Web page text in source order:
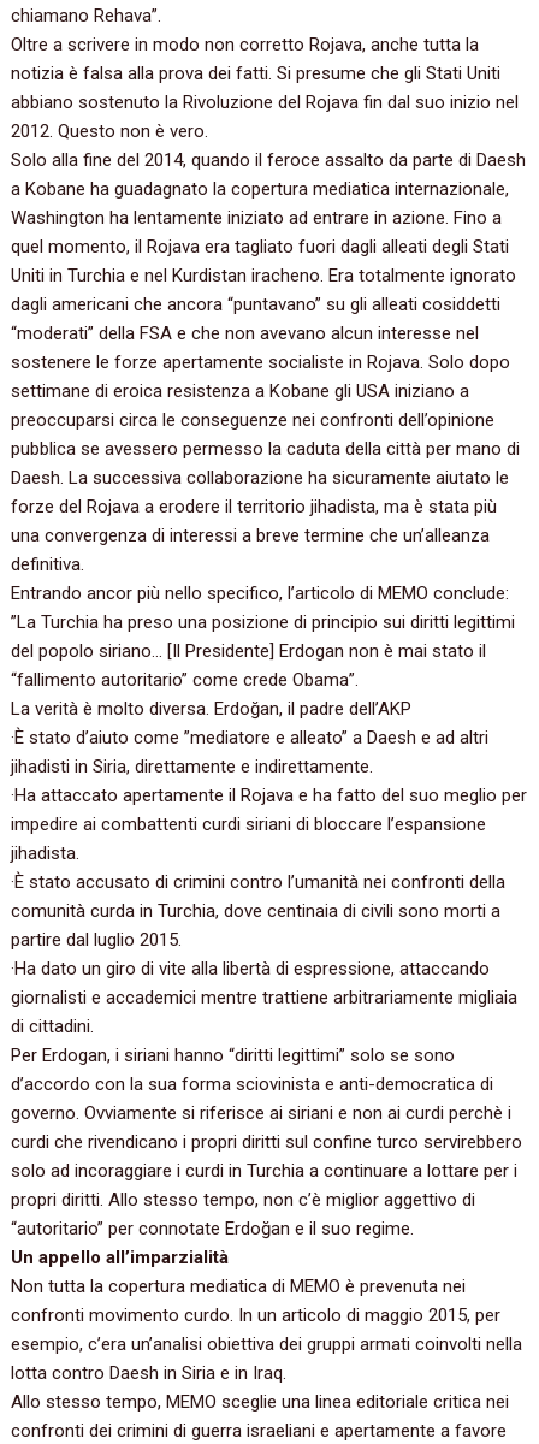
chiamano Rehava‭”‬.
Oltre a scrivere in modo non corretto Rojava,‭ ‬anche tutta la
notizia è falsa alla prova dei fatti.‭ ‬Si presume che gli Stati Uniti
abbiano sostenuto la Rivoluzione del Rojava fin dal suo inizio nel‭
‬2012.‭ ‬Questo non è vero.
Solo alla fine del‭ ‬2014,‭ ‬quando il feroce assalto da parte di Daesh
a Kobane ha guadagnato la copertura mediatica internazionale,‭
‬Washington ha lentamente iniziato ad entrare in azione.‭ ‬Fino a
quel momento,‭ ‬il Rojava era tagliato fuori dagli alleati degli Stati
Uniti in Turchia e nel Kurdistan iracheno.‭ ‬Era totalmente ignorato
dagli americani che ancora‭ “‬puntavano‭” ‬su gli alleati cosiddetti‭
“‬moderati‭” ‬della FSA e che non avevano alcun interesse nel
sostenere le forze apertamente socialiste in Rojava.‭ ‬Solo dopo
settimane di eroica resistenza a Kobane gli USA iniziano a
preoccuparsi circa le conseguenze nei confronti dell’opinione
pubblica se avessero permesso la caduta della città per mano di
Daesh.‭ ‬La successiva collaborazione ha sicuramente aiutato le
forze del Rojava a erodere il territorio jihadista,‭ ‬ma è stata più
una convergenza di interessi a breve termine che un’alleanza
definitiva.
Entrando ancor più nello specifico,‭ ‬l’articolo di MEMO conclude:
‭”‬La Turchia ha preso una posizione di principio sui diritti legittimi
del popolo siriano…‭ [‬Il Presidente‭] ‬Erdogan non è mai stato il‭
“‬fallimento autoritario‭” ‬come crede Obama‭”‬.
La verità è molto diversa.‭ ‬Erdoğan,‭ ‬il padre dell’AKP‭
·È stato d’aiuto come ‭”‬mediatore e alleato‭” ‬a Daesh e ad altri
jihadisti in Siria,‭ ‬direttamente e indirettamente.
‭·‬Ha attaccato apertamente il Rojava e ha fatto del suo meglio per
impedire ai combattenti curdi siriani di bloccare l’espansione
jihadista.
‭·‬È stato accusato di crimini contro l’umanità nei confronti della
comunità curda in Turchia,‭ ‬dove centinaia di civili sono morti a
partire dal luglio‭ ‬2015.
‭·‬Ha dato un giro di vite alla libertà di espressione,‭ ‬attaccando
giornalisti e accademici mentre trattiene arbitrariamente migliaia
di cittadini.
Per Erdogan,‭ ‬i siriani hanno‭ “‬diritti legittimi‭”‬ solo se sono
d’accordo con la sua forma sciovinista e anti-democratica di
governo.‭ ‬Ovviamente si riferisce ai siriani e non ai curdi perchè i
curdi che rivendicano i propri diritti sul confine turco servirebbero
solo ad incoraggiare i curdi in Turchia a continuare a lottare per i
propri diritti.‭ ‬Allo stesso tempo,‭ ‬non c’è miglior aggettivo di‭
“‬autoritario‭” ‬per connotate Erdoğan e il suo regime.
Un appello all’imparzialità
Non tutta la copertura mediatica di MEMO è prevenuta nei
confronti movimento curdo.‭ ‬In un articolo di maggio‭ ‬2015,‭ ‬per
esempio,‭ ‬c’era un’analisi obiettiva dei gruppi armati coinvolti nella
lotta contro Daesh in Siria e in Iraq.
Allo stesso tempo,‭ ‬MEMO sceglie una linea editoriale critica nei
confronti dei crimini di guerra israeliani e apertamente a favore